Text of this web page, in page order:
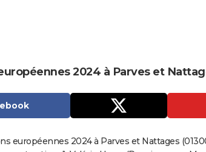
2024 à Parves et
européennes 2024 à Parves et Nattages